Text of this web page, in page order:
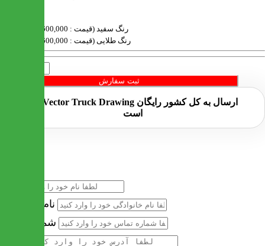
رنگ سفید (قیمت : 600,000 تومان)
رنگ طلایی (قیمت : 600,000 تومان)
ثبت سفارش
ارسال به کل کشور رایگان
است
نام خانوادگی
شماره تماس